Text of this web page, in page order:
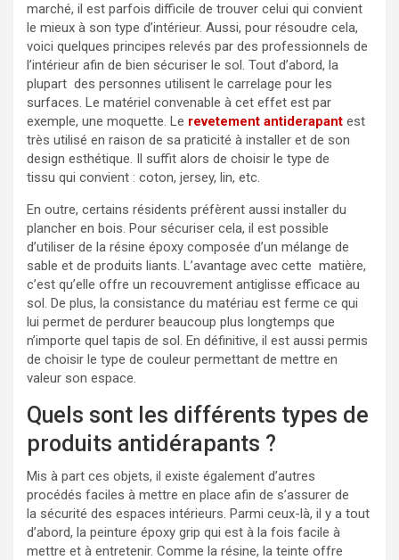
marché, il est parfois difficile de trouver celui qui convient
le mieux à son type d’intérieur. Aussi, pour résoudre cela,
voici quelques principes relevés par des professionnels de
l’intérieur afin de bien sécuriser le sol. Tout d’abord, la
plupart des personnes utilisent le carrelage pour les
surfaces. Le matériel convenable à cet effet est par
exemple, une moquette. Le revetement antiderapant est
très utilisé en raison de sa praticité à installer et de son
design esthétique. Il suffit alors de choisir le type de
tissu qui convient : coton, jersey, lin, etc.
En outre, certains résidents préfèrent aussi installer du
plancher en bois. Pour sécuriser cela, il est possible
d’utiliser de la résine époxy composée d’un mélange de
sable et de produits liants. L’avantage avec cette matière,
c’est qu’elle offre un recouvrement antiglisse efficace au
sol. De plus, la consistance du matériau est ferme ce qui
lui permet de perdurer beaucoup plus longtemps que
n’importe quel tapis de sol. En définitive, il est aussi permis
de choisir le type de couleur permettant de mettre en
valeur son espace.
Quels sont les différents types de
produits antidérapants ?
Mis à part ces objets, il existe également d’autres
procédés faciles à mettre en place afin de s’assurer de
la sécurité des espaces intérieurs. Parmi ceux-là, il y a tout
d’abord, la peinture époxy grip qui est à la fois facile à
mettre et à entretenir. Comme la résine, la teinte offre